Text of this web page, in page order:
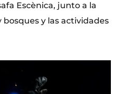
Escènica, junto a la
y las actividades